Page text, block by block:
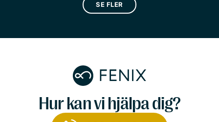
SE FLER
Hur kan vi hjälpa dig?